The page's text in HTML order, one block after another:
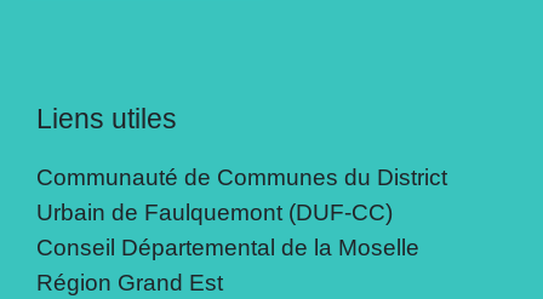
Liens utiles
Communauté de Communes du District
Urbain de Faulquemont (DUF-CC)
Conseil Départemental de la Moselle
Région Grand Est